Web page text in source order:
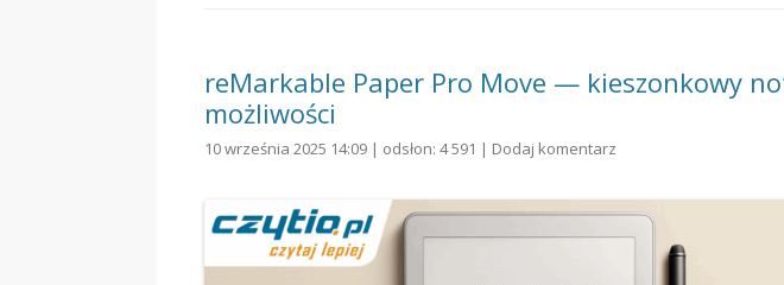
reMarkable Paper Pro Move — kieszonkowy
możliwości
10 września 2025 14:09 | odsłon: 4 591 | Dodaj komentarz